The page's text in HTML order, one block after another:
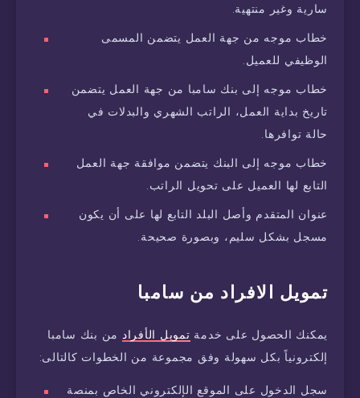
سارية وغير منتهية.
خطاب موجه من جهة العمل يتضمن المسمى
الوظيفي للعميل.
خطاب موجه إلى بنك سامبا من جهة العمل يتضمن
تاريخ بداية العمل، الراتب الشهري والبدلات في
حالة توافرها.
خطاب موجه إلى البنك يتضمن موافقة جهة العمل
التابع لها العميل على تحويل الراتب.
عنوان المتقدم وأصل البلد التابع لها على أن يكون
مسجل بشكل سليم، وبصورة صحيحة.
تمويل الافراد من سامبا
يمكنك الحصول على خدمة تمويل الأفراد من بنك سامبا
إلكترونياً بكل سهولة وفق مجموعة من الخطوات كالتالى:
سجل الدخول على الموقع الإلكتروني الخاص بمنصة